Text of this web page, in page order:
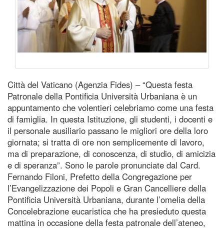
Città del Vaticano (Agenzia Fides) – “Questa festa
Patronale della Pontificia Università Urbaniana è un
appuntamento che volentieri celebriamo come una festa
di famiglia. In questa Istituzione, gli studenti, i docenti e
il personale ausiliario passano le migliori ore della loro
giornata; si tratta di ore non semplicemente di lavoro,
ma di preparazione, di conoscenza, di studio, di amicizia
e di speranza”. Sono le parole pronunciate dal Card.
Fernando Filoni, Prefetto della Congregazione per
l’Evangelizzazione dei Popoli e Gran Cancelliere della
Pontificia Università Urbaniana, durante l’omelia della
Concelebrazione eucaristica che ha presieduto questa
mattina in occasione della festa patronale dell’ateneo,